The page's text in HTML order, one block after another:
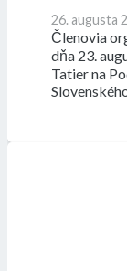
26. augusta
Členovia
dňa 23.
Tatier na